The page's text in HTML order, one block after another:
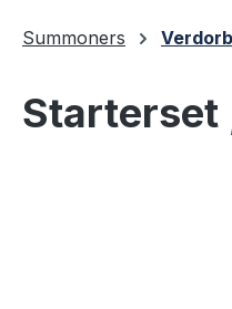
Summoners
Starterset